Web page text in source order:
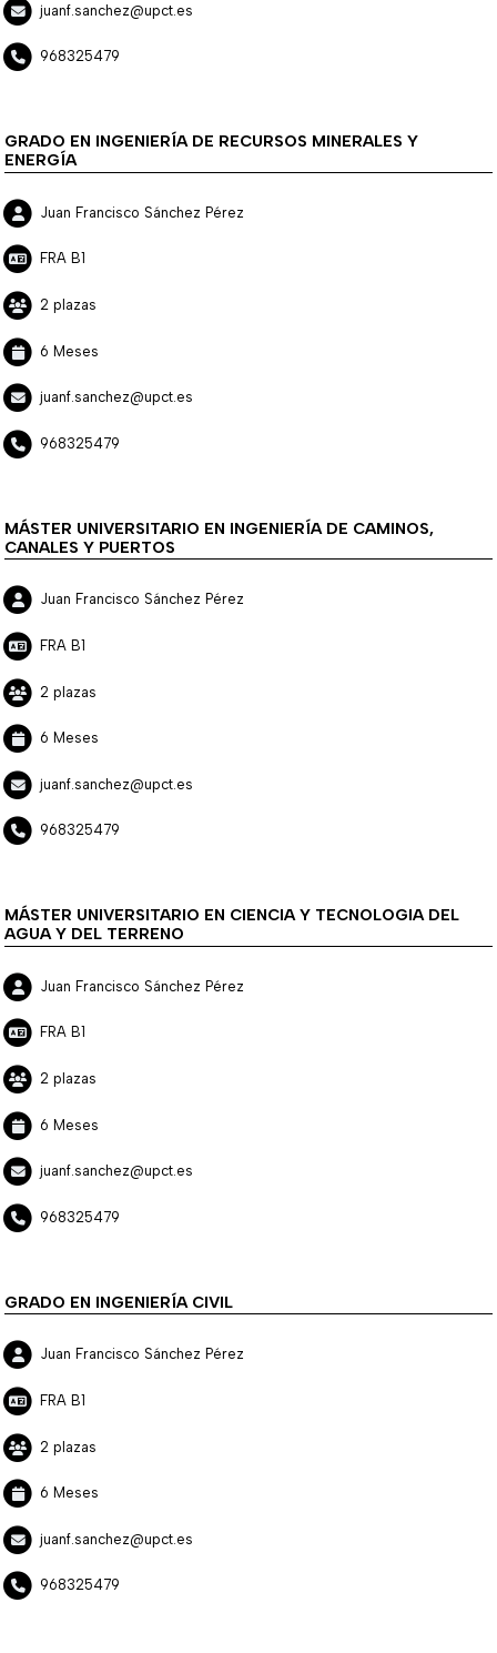
juanf.sanchez@upct.es
968325479
GRADO EN INGENIERÍA DE RECURSOS MINERALES Y
ENERGÍA
Juan Francisco Sánchez Pérez
FRA B1
2 plazas
6 Meses
juanf.sanchez@upct.es
968325479
MÁSTER UNIVERSITARIO EN INGENIERÍA DE CAMINOS,
CANALES Y PUERTOS
Juan Francisco Sánchez Pérez
FRA B1
2 plazas
6 Meses
juanf.sanchez@upct.es
968325479
MÁSTER UNIVERSITARIO EN CIENCIA Y TECNOLOGIA DEL
AGUA Y DEL TERRENO
Juan Francisco Sánchez Pérez
FRA B1
2 plazas
6 Meses
juanf.sanchez@upct.es
968325479
GRADO EN INGENIERÍA CIVIL
Juan Francisco Sánchez Pérez
FRA B1
2 plazas
6 Meses
juanf.sanchez@upct.es
968325479